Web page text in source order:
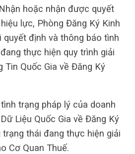
hoặc nhận được quyết
lực, Phòng Đăng Ký Kinh
quyết định và thông báo tình
thực hiện quy trình giải
Tin Quốc Gia về Đăng Ký
trạng pháp lý của doanh
Liệu Quốc Gia về Đăng Ký
trạng thái đang thực hiện giải
Cơ Quan Thuế.